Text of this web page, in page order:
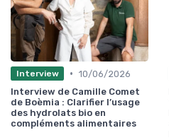
Interview • 10/06/2026
Interview de Camille Comet
de Boèmia : Clarifier l’usage
des hydrolats bio en
compléments alimentaires